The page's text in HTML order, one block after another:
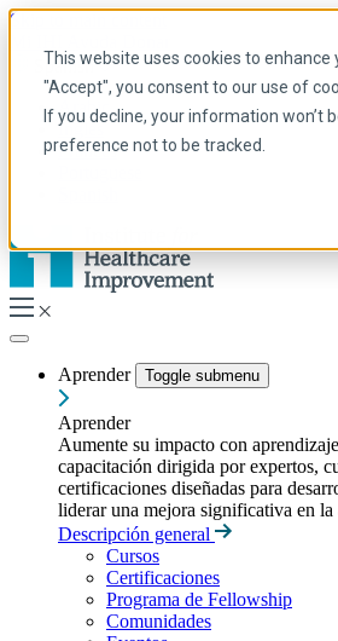
This website uses cookies to
"Accept", you consent to our use of
If you decline, your information won’t
preference not to be tracked.
Skip to main content
Spanish
Arabic
Inglés
Francés
Aprender Toggle submenu
Aprender
Aumente su impacto con
capacitación dirigida por expertos,
certificaciones diseñadas para
liderar una mejora significativa en la
Descripción general
Cursos
Certificaciones
Programa de Fellowship
Comunidades